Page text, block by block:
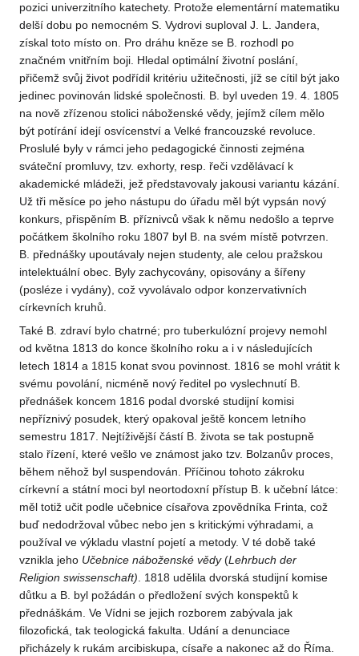
pozici univerzitního katechety. Protože elementární matematiku
delší dobu po nemocném S. Vydrovi suploval J. L. Jandera,
získal toto místo on. Pro dráhu kněze se B. rozhodl po
značném vnitřním boji. Hledal optimální životní poslání,
přičemž svůj život podřídil kritériu užitečnosti, jíž se cítil být jako
jedinec povinován lidské společnosti. B. byl uveden 19. 4. 1805
na nově zřízenou stolici náboženské vědy, jejímž cílem mělo
být potírání idejí osvícenství a Velké francouzské revoluce.
Proslulé byly v rámci jeho pedagogické činnosti zejména
sváteční promluvy, tzv. exhorty, resp. řeči vzdělávací k
akademické mládeži, jež představovaly jakousi variantu kázání.
Už tři měsíce po jeho nástupu do úřadu měl být vypsán nový
konkurs, přispěním B. příznivců však k němu nedošlo a teprve
počátkem školního roku 1807 byl B. na svém místě potvrzen.
B. přednášky upoutávaly nejen studenty, ale celou pražskou
intelektuální obec. Byly zachycovány, opisovány a šířeny
(posléze i vydány), což vyvolávalo odpor konzervativních
církevních kruhů.
Také B. zdraví bylo chatrné; pro tuberkulózní projevy nemohl
od května 1813 do konce školního roku a i v následujících
letech 1814 a 1815 konat svou povinnost. 1816 se mohl vrátit k
svému povolání, nicméně nový ředitel po vyslechnutí B.
přednášek koncem 1816 podal dvorské studijní komisi
nepříznivý posudek, který opakoval ještě koncem letního
semestru 1817. Nejtíživější částí B. života se tak postupně
stalo řízení, které vešlo ve známost jako tzv. Bolzanův proces,
během něhož byl suspendován. Příčinou tohoto zákroku
církevní a státní moci byl neortodoxní přístup B. k učební látce:
měl totiž učit podle učebnice císařova zpovědníka Frinta, což
buď nedodržoval vůbec nebo jen s kritickými výhradami, a
používal ve výkladu vlastní pojetí a metody. V té době také
vznikla jeho Učebnice náboženské vědy(Lehrbuch der
Religion swissenschaft) . 1818 udělila dvorská studijní komise
důtku a B. byl požádán o předložení svých konspektů k
přednáškám. Ve Vídni se jejich rozborem zabývala jak
filozofická, tak teologická fakulta. Udání a denunciace
přicházely k rukám arcibiskupa, císaře a nakonec až do Říma.